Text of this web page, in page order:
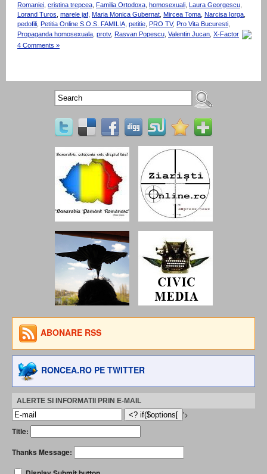
Romaniei, cristina trepcea, Familia Ortodoxa, homosexuali, Laura Georgescu,
Lorand Turos, marele jaf, Maria Monica Gubernat, Mircea Toma, Narcisa Iorga,
pedofili, Petitia Online S.O.S. FAMILIA, petitie, PRO TV, Pro Vita Bucuresti,
Propaganda homosexuala protv, Rasvan Popescu Valentin Jucan X-Factor
4 Comments »
ABONARE RSS
RONCEA.RO PE TWITTER
ALERTE SI INFORMATII PRIN E-MAIL
'>
Title:
Thanks Message: